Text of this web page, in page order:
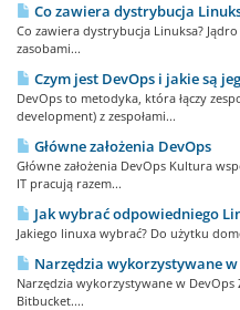
Co zawiera dystrybucja
Co zawiera dystrybucja Linuksa?
zasobami...
Czym jest DevOps i jakie są
DevOps to metodyka, która łączy
development) z zespołami...
Główne założenia DevOps
Główne założenia DevOps Kultura
IT pracują razem...
Jak wybrać odpowiedniego
Jakiego linuxa wybrać? Do użytku
Narzędzia wykorzystywane w
Narzędzia wykorzystywane w
Bitbucket....